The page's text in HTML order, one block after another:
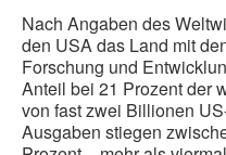
Nach Angaben des
den USA das Land mit
Forschung und
Anteil bei 21 Prozent der
von fast zwei Billionen
Ausgaben stiegen